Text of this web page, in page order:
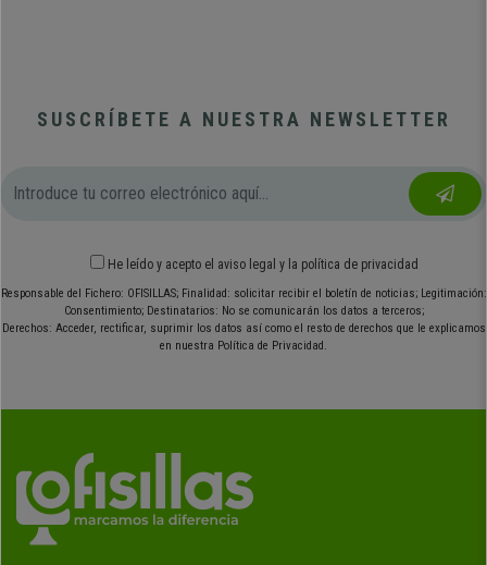
SUSCRÍBETE A NUESTRA NEWSLETTER
He leído y acepto el aviso legal y la política de privacidad
Responsable del Fichero: OFISILLAS; Finalidad: solicitar recibir el boletín de noticias; Legitimación:
Consentimiento; Destinatarios: No se comunicarán los datos a terceros;
Derechos: Acceder, rectificar, suprimir los datos así como el resto de derechos que le explicamos
en nuestra Política de Privacidad.